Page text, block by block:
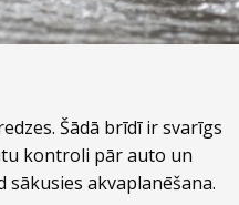
Šādā brīdī ir svarīgs
kontroli pār auto un
akvaplanēšana.